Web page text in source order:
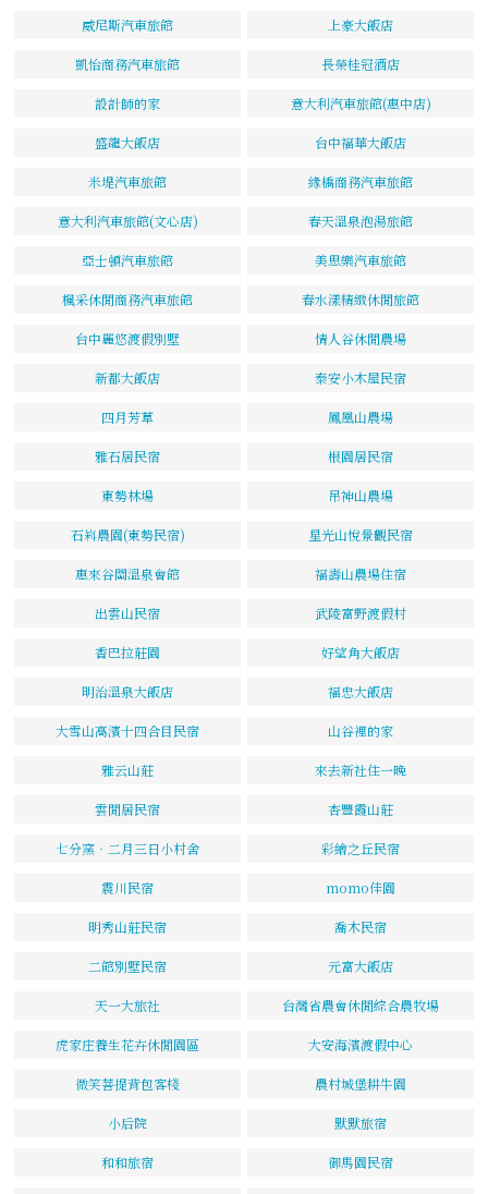
威尼斯汽車旅館 上豪大飯店
凱怡商務汽車旅館 長榮桂冠酒店
設計師的家 意大利汽車旅館(惠中店)
盛龍大飯店 台中福華大飯店
米堤汽車旅館 緣橋商務汽車旅館
意大利汽車旅館(文心店) 春天溫泉泡湯旅館
亞士頓汽車旅館 美思樂汽車旅館
楓采休閒商務汽車旅館 春水漾精緻休閒旅館
台中麗悠渡假別墅 情人谷休閒農場
新都大飯店 泰安小木屋民宿
四月芳草 鳳凰山農場
雅石居民宿 根園居民宿
東勢林場 吊神山農場
石嵙農園(東勢民宿) 星光山悅景觀民宿
惠來谷關溫泉會館 福壽山農場住宿
出雲山民宿 武陵富野渡假村
香巴拉莊園 好望角大飯店
明治溫泉大飯店 福忠大飯店
大雪山高濱十四合目民宿 山谷裡的家
雅云山莊 來去新社住一晚
雲閒居民宿 杏豐霞山莊
七分窯‧二月三日小村舍 彩繪之丘民宿
震川民宿 momo佳園
明秀山莊民宿 喬木民宿
二館別墅民宿 元富大飯店
天一大旅社 台灣省農會休閒綜合農牧場
虎家庄養生花卉休閒園區 大安海濱渡假中心
微笑菩提背包客棧 農村城堡耕牛園
小后院 默默旅宿
和和旅宿 御馬園民宿